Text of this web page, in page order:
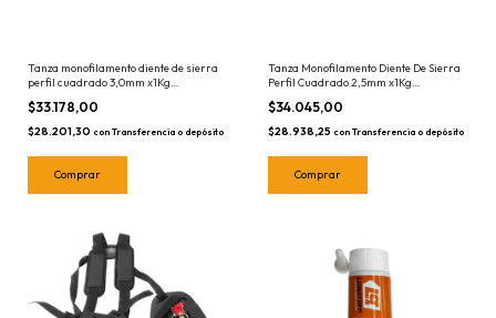
Tanza monofilamento diente de sierra
perfil cuadrado 3,0mm x1Kg
$33.178,00
$28.201,30 con Transferencia o depósito
Tanza Monofilamento Diente De Sierra
Perfil Cuadrado 2,5mm x1Kg
$34.045,00
$28.938,25 con Transferencia o depósito